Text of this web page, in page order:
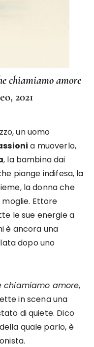
chiamiamo amore
2021
un uomo
a muoverlo,
, la bambina dai
piange indifesa, la
la donna che
moglie. Ettore
le sue energie a
è ancora una
dopo uno
chiamiamo amore,
in scena una
di quiete. Dico
quale parlo, è